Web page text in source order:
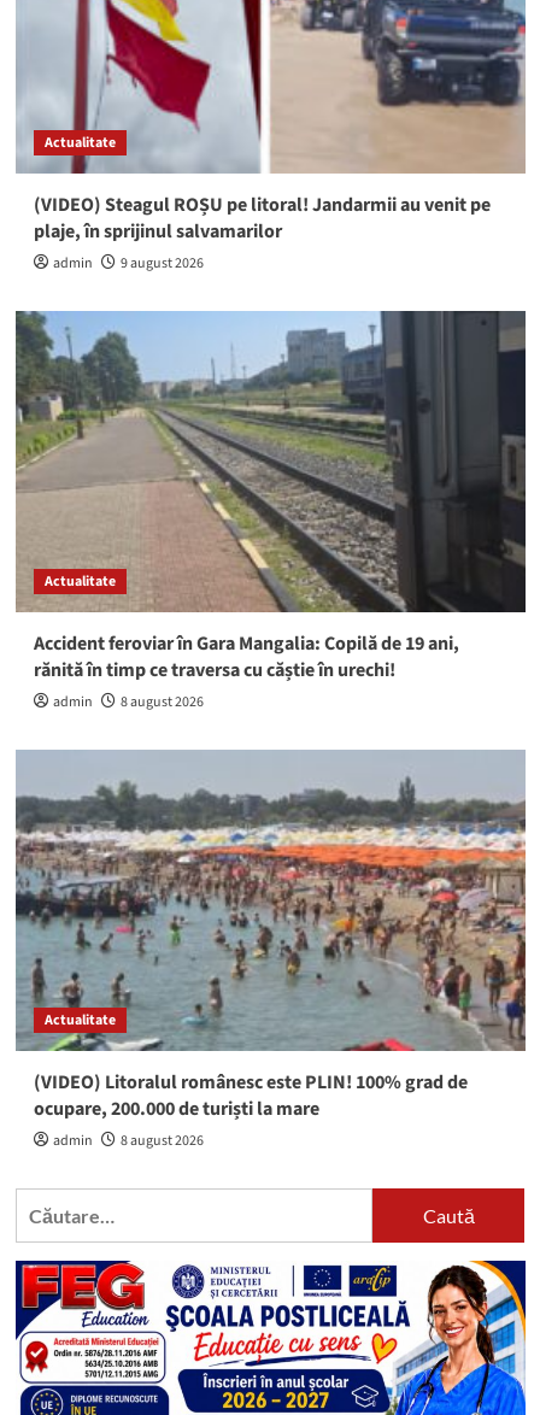
Actualitate
(VIDEO) Steagul ROȘU pe litoral! Jandarmii au venit pe
plaje, în sprijinul salvamarilor
admin 9 august 2026
Actualitate
Accident feroviar în Gara Mangalia: Copilă de 19 ani,
rănită în timp ce traversa cu căștie în urechi!
admin 8 august 2026
Actualitate
(VIDEO) Litoralul românesc este PLIN! 100% grad de
ocupare, 200.000 de turiști la mare
admin 8 august 2026
Caută